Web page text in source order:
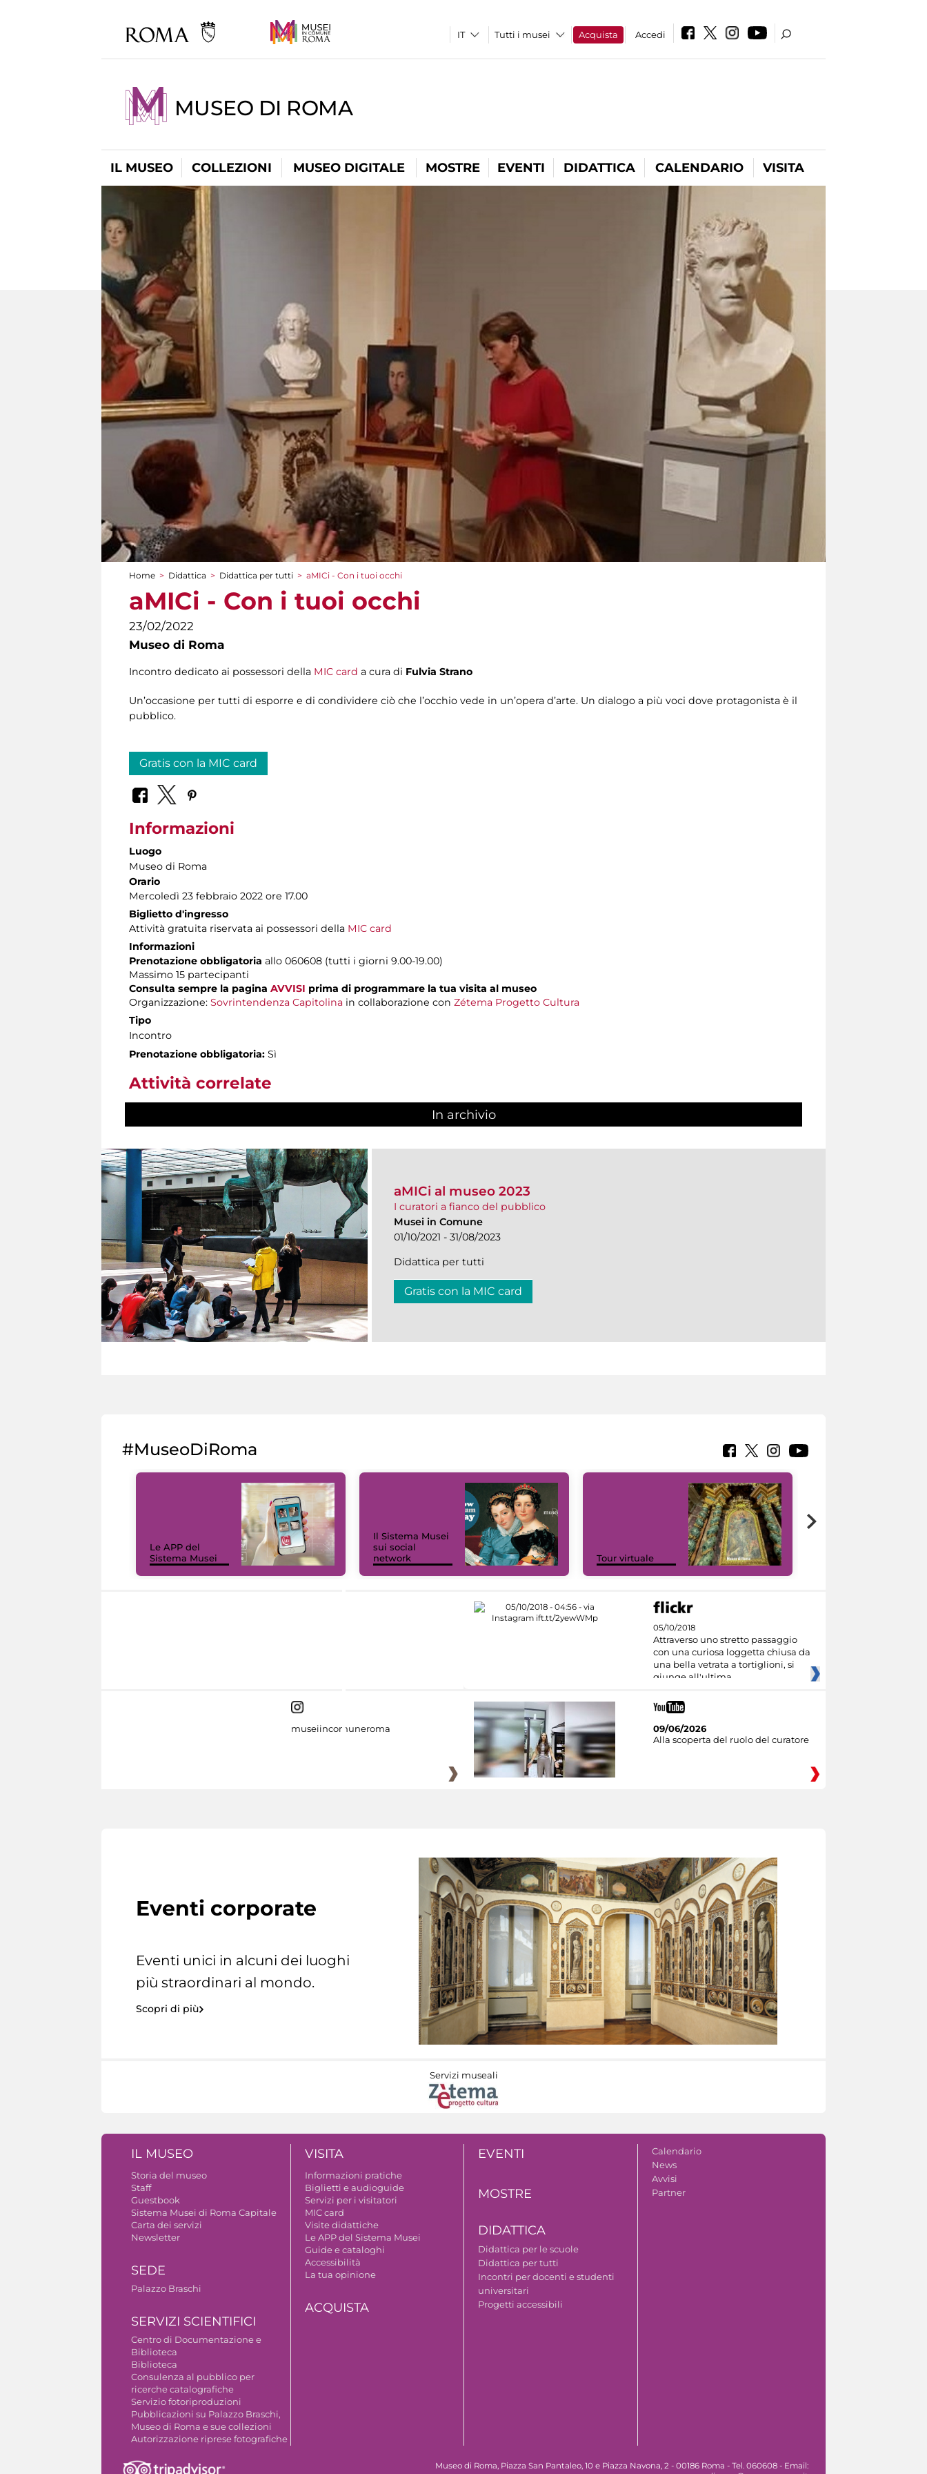
Tutti i musei Acquista Accedi
MUSEO DI ROMA
IL MUSEO COLLEZIONI MUSEO DIGITALE MOSTRE EVENTI DIDATTICA CALENDARIO VISITA
Tu sei qui
Home > Didattica > Didattica per tutti > aMICi - Con i tuoi occhi
aMICi - Con i tuoi occhi
23/02/2022
Museo di Roma
Incontro dedicato ai possessori della MIC card a cura di Fulvia Strano
Un’occasione per tutti di esporre e di condividere ciò che l’occhio vede in un’opera d’arte. Un dialogo a più voci dove protagonista è il
pubblico.
Gratis con la MIC card
Informazioni
Luogo
Museo di Roma
Orario
Mercoledì 23 febbraio 2022 ore 17.00
Biglietto d'ingresso
Attività gratuita riservata ai possessori della MIC card
Informazioni
Prenotazione obbligatoria allo 060608 (tutti i giorni 9.00-19.00)
Massimo 15 partecipanti
Consulta sempre la pagina AVVISI prima di programmare la tua visita al museo
Organizzazione: Sovrintendenza Capitolina in collaborazione con Zétema Progetto Cultura
Tipo
Incontro
Prenotazione obbligatoria: Sì
Attività correlate
In archivio
aMICi al museo 2023
I curatori a fianco del pubblico
Musei in Comune
01/10/2021 - 31/08/2023
Didattica per tutti
Gratis con la MIC card
#MuseoDiRoma
Le APP del
Sistema Musei
Il Sistema Musei
sui social
network
Tour virtuale
05/10/2018
Attraverso uno stretto passaggio
con una curiosa loggetta chiusa da
una bella vetrata a tortiglioni, si
giunge all'ultima
museiincomuneroma
09/06/2026
Alla scoperta del ruolo del curatore
Eventi corporate
Eventi unici in alcuni dei luoghi
più straordinari al mondo.
Scopri di più
Servizi museali
IL MUSEO
Storia del museo
Staff
Guestbook
Sistema Musei di Roma Capitale
Carta dei servizi
Newsletter
SEDE
Palazzo Braschi
SERVIZI SCIENTIFICI
Centro di Documentazione e
Biblioteca
Biblioteca
Consulenza al pubblico per
ricerche catalografiche
Servizio fotoriproduzioni
Pubblicazioni su Palazzo Braschi,
Museo di Roma e sue collezioni
Autorizzazione riprese fotografiche
VISITA
Informazioni pratiche
Biglietti e audioguide
Servizi per i visitatori
MIC card
Visite didattiche
Le APP del Sistema Musei
Guide e cataloghi
Accessibilità
La tua opinione
ACQUISTA
EVENTI
MOSTRE
DIDATTICA
Didattica per le scuole
Didattica per tutti
Incontri per docenti e studenti
universitari
Progetti accessibili
Calendario
News
Avvisi
Partner
Museo di Roma, Piazza San Pantaleo, 10 e Piazza Navona, 2 - 00186 Roma - Tel. 060608 - Email: